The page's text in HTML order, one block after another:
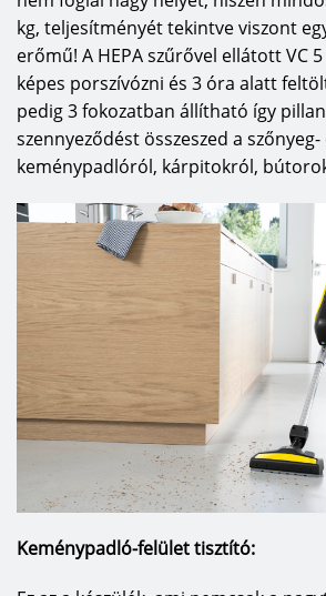
kg, teljesítményét tekintve viszont
erőmű! A HEPA szűrővel ellátott VC
képes porszívózni és 3 óra alatt
pedig 3 fokozatban állítható így
szennyeződést összeszed a szőnyeg-
keménypadlóról, kárpitokról,
Keménypadló-felület tisztító: